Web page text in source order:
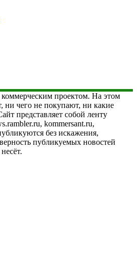
проектом. На этом
ни чего не покупают, ни какие
представляет собой ленту
kommersant.ru,
без искажения,
публикуемых новостей